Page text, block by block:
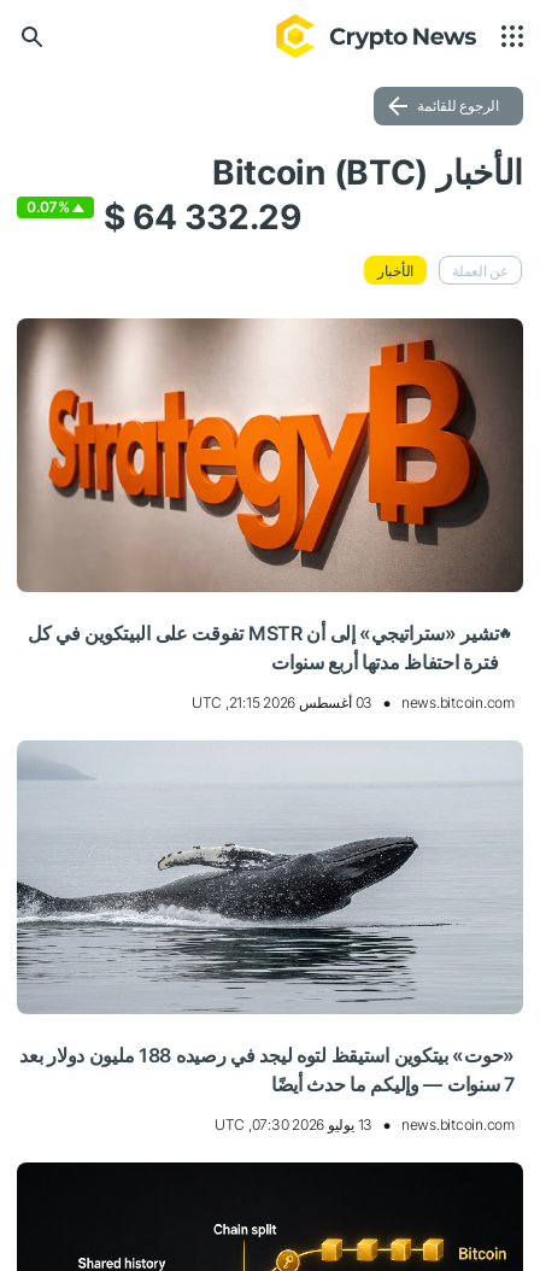
الرجوع للقائمة
الأخبار Bitcoin (BTC)
$ 64 332.29
0.07%
عن العملة الأخبار
🔥
تشير «ستراتيجي» إلى أن MSTR تفوقت على البيتكوين في كل
فترة احتفاظ مدتها أربع سنوات
news.bitcoin.com 03 أغسطس 2026 21:15, UTC
«حوت» بيتكوين استيقظ لتوه ليجد في رصيده 188 مليون دولار بعد
7 سنوات — وإليكم ما حدث أيضًا
news.bitcoin.com 13 يوليو 2026 07:30, UTC